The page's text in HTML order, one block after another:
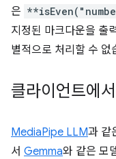
은
지정된 마크다운을 출
별적으로 처리할 수 없
클라이언트에서
MediaPipe LLM과 같
서 Gemma와 같은 모